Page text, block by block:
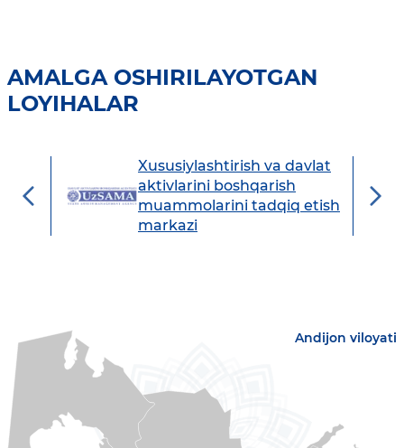
AMALGA OSHIRILAYOTGAN
LOYIHALAR
Xususiylashtirish va davlat
aktivlarini boshqarish
muammolarini tadqiq etish
markazi
Andijon viloyati